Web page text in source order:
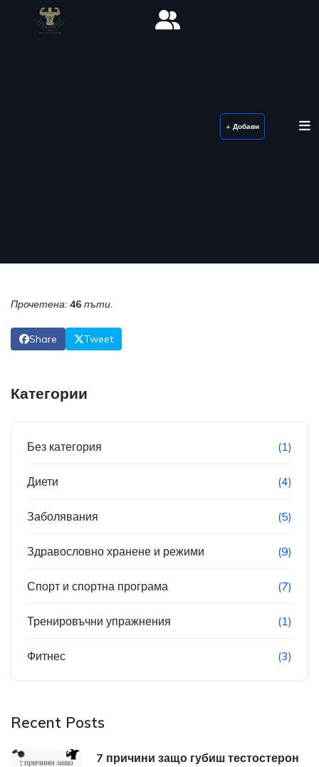
+ Добави
Прочетена: 46 пъти.
Share Tweet
Категории
Без категория (1)
Диети (4)
Заболявания (5)
Здравословно хранене и режими (9)
Спорт и спортна програма (7)
Тренировъчни упражнения (1)
Фитнес (3)
Recent Posts
7 причини защо губиш тестостерон